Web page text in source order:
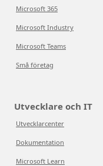
Microsoft 365
Microsoft Industry
Microsoft Teams
Små företag
Utvecklare och IT
Utvecklarcenter
Dokumentation
Microsoft Learn